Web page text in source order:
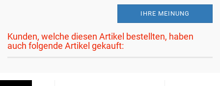
IHRE MEINUNG
Kunden, welche diesen Artikel bestellten, haben
auch folgende Artikel gekauft: